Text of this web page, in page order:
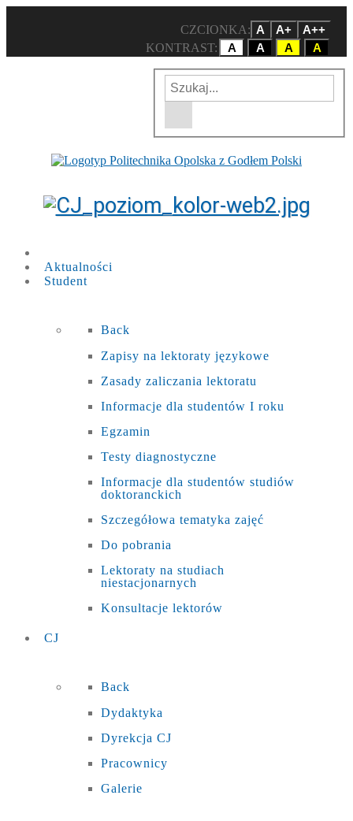
CZCIONKA: A A+
A++
KONTRAST:
A A A A
Wyszukiwarka w witrynie
Wpisz szukaną frazę
Aktualności
Student
Back
Zapisy na lektoraty językowe
Zasady zaliczania lektoratu
Informacje dla studentów I roku
Egzamin
Testy diagnostyczne
Informacje dla studentów studiów
doktoranckich
Szczegółowa tematyka zajęć
Do pobrania
Lektoraty na studiach
niestacjonarnych
Konsultacje lektorów
CJ
Back
Dydaktyka
Dyrekcja CJ
Pracownicy
Galerie